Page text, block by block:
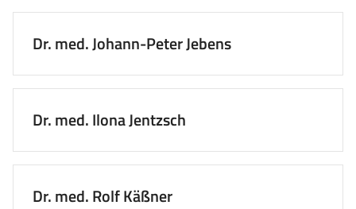
Dr. med. Johann-Peter Jebens
Dr. med. Ilona Jentzsch
Dr. med. Rolf Käßner